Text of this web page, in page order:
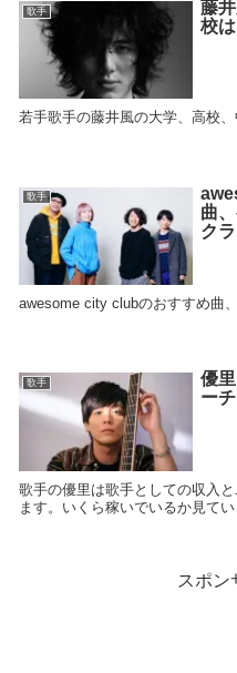
歌手
藤
校
若手歌手の藤井風の大学、高校
歌手
曲
クラ
awesome city clubのおすすめ曲
歌手
優
ー
歌手の優里は歌手としての収入
ます。いくら稼いでいるか見て
スポン